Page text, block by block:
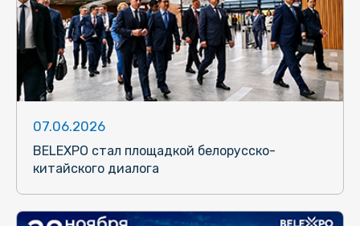
07.06.2026
BELEXPO стал площадкой белорусско-
китайского диалога